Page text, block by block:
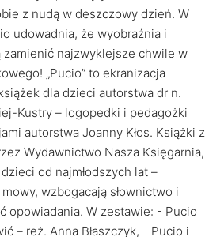
z nudą w deszczowy dzień. W
udowadnia, że wyobraźnia i
zamienić najzwyklejsze chwile w
„Pucio” to ekranizacja
dla dzieci autorstwa dr n.
Kustry – logopedki i pedagożki
autorstwa Joanny Kłos. Książki z
Wydawnictwo Nasza Księgarnia,
od najmłodszych lat –
wzbogacają słownictwo i
opowiadania. W zestawie: - Pucio
– reż. Anna Błaszczyk, - Pucio i